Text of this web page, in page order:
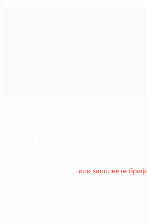
или заполните бриф